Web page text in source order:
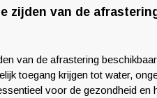
zijden van de
van de afrastering
toegang krijgen tot water,
voor de gezondheid en